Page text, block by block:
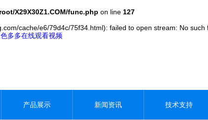
X29X30Z1.COM/func.php on line 127
cache/e6/79d4c/75f34.html): failed to open stream: No such
多多在线观看视频
产品展示 新闻资讯 技术支持